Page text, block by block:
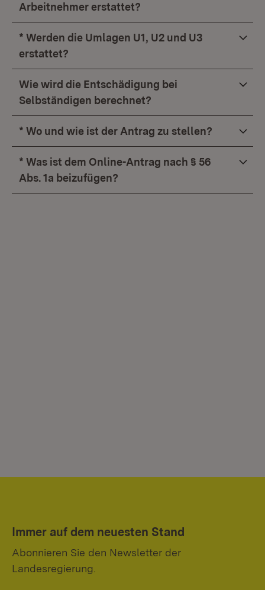
Arbeitnehmer erstattet?
* Werden die Umlagen U1, U2 und U3
erstattet?
Wie wird die Entschädigung bei
Selbständigen berechnet?
* Wo und wie ist der Antrag zu stellen?
* Was ist dem Online-Antrag nach § 56
Abs. 1a beizufügen?
Immer auf dem neuesten Stand
Abonnieren Sie den Newsletter der
Landesregierung.